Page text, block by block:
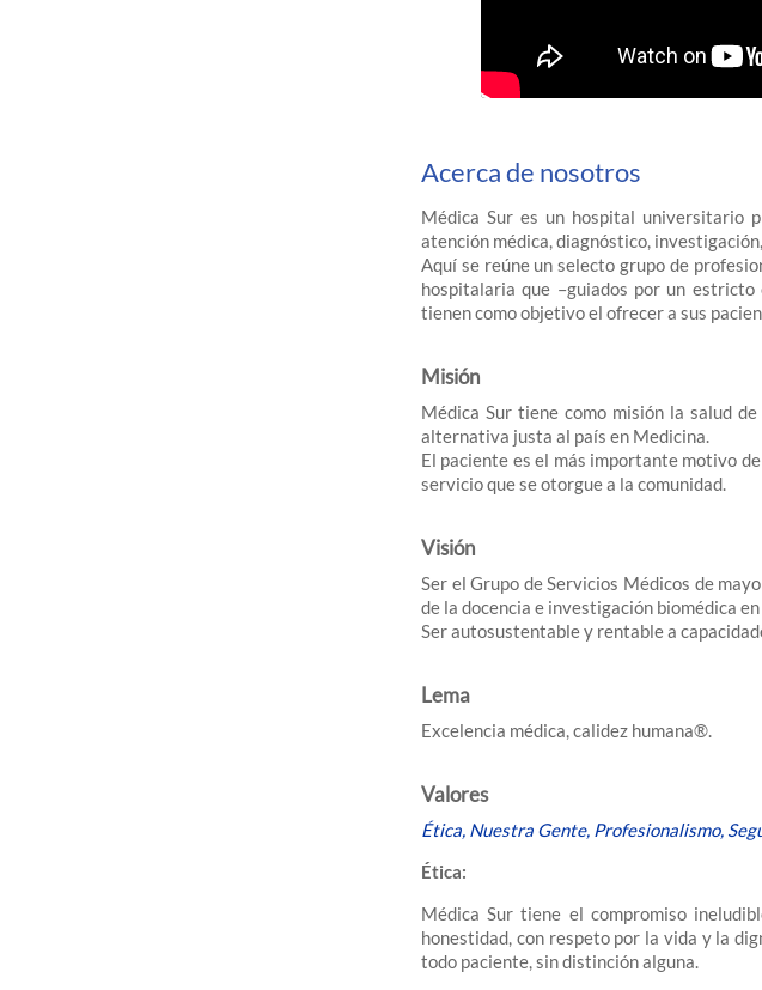
Acerca de nosotros
Médica Sur es un hospital universitario
atención médica, diagnóstico,
Aquí se reúne un selecto grupo de
hospitalaria que –guiados por un
tienen como objetivo el ofrecer a sus
Misión
Médica Sur tiene como misión la salud
alternativa justa al país en Medicina.
El paciente es el más importante motivo
servicio que se otorgue a la comunidad.
Visión
Ser el Grupo de Servicios Médicos de
de la docencia e investigación biomédica
Ser autosustentable y rentable a
Lema
Excelencia médica, calidez humana®.
Valores
Ética, Nuestra Gente, Profesionalismo,
Ética:
Médica Sur tiene el compromiso
honestidad, con respeto por la vida y la
todo paciente, sin distinción alguna.